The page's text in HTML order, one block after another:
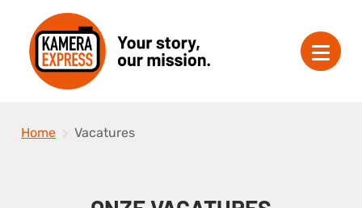
Home Vacatures